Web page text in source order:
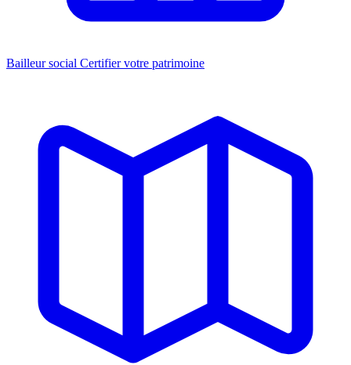
Bailleur social Certifier votre patrimoine